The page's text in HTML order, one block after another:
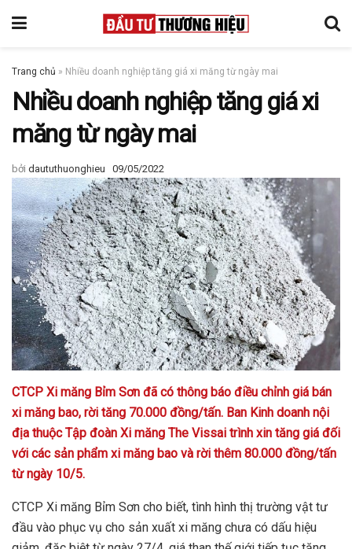
Trang chủ » Nhiều doanh nghiệp tăng giá xi măng từ ngày mai
Nhiều doanh nghiệp tăng giá xi
măng từ ngày mai
bởi daututhuonghieu 09/05/2022
CTCP Xi măng Bỉm Sơn đã có thông báo điều chỉnh giá bán
xi măng bao, rời tăng 70.000 đồng/tấn. Ban Kinh doanh nội
địa thuộc Tập đoàn Xi măng The Vissai trình xin tăng giá đối
với các sản phẩm xi măng bao và rời thêm 80.000 đồng/tấn
từ ngày 10/5.
CTCP Xi măng Bỉm Sơn cho biết, tình hình thị trường vật tư
đầu vào phục vụ cho sản xuất xi măng chưa có dấu hiệu